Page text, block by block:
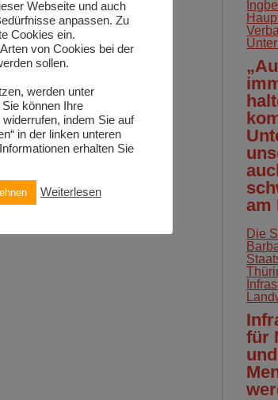
am
Die
für
Webseite und auch
anpassen. Zu
Cookies ein.
von Cookies bei der
sollen.
werden unter
können Ihre
indem Sie auf
in der linken unteren
erhalten Sie
Weiterlesen